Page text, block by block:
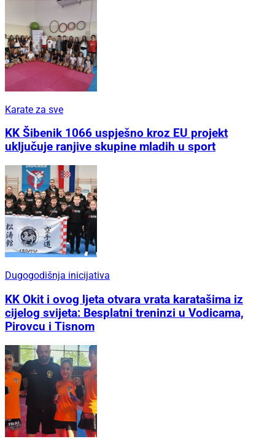
Karate za sve
KK Šibenik 1066 uspješno kroz EU projekt
uključuje ranjive skupine mladih u sport
Dugogodišnja inicijativa
KK Okit i ovog ljeta otvara vrata karatašima iz
cijelog svijeta: Besplatni treninzi u Vodicama,
Pirovcu i Tisnom